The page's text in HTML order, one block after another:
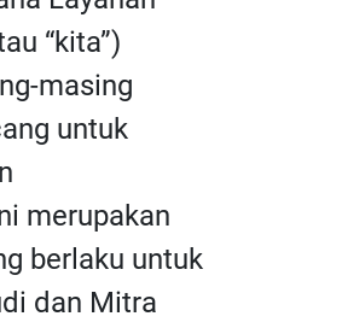
“kita”)
masing
untuk
merupakan
berlaku untuk
dan Mitra